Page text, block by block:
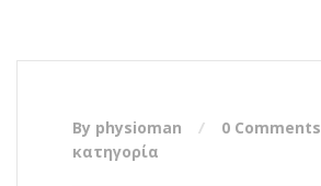
By physioman 0 Comments
κατηγορία